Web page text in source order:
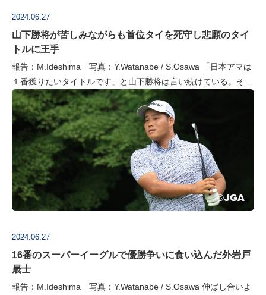
2024.06.27
山下勝将が苦しみながらも首位タイを死守し悲願のタイ
トルに王手
報告：M.Ideshima 写真：Y.Watanabe / S.Osawa 「日本アマは
１番獲りたいタイトルです」と山下勝将は言い続けている。それ
だけにスコアを伸ばしたかった第3ラウンドだが、出だしの…
2024.06.27
16番のスーパーイーグルで優勝争いに食い込んだ外岩戸
晟士
報告：M.Ideshima 写真：Y.Watanabe / S.Osawa 伸ばし合いよ